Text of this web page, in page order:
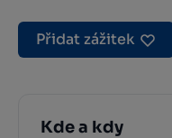
Přidat zážitek
Kde a kdy